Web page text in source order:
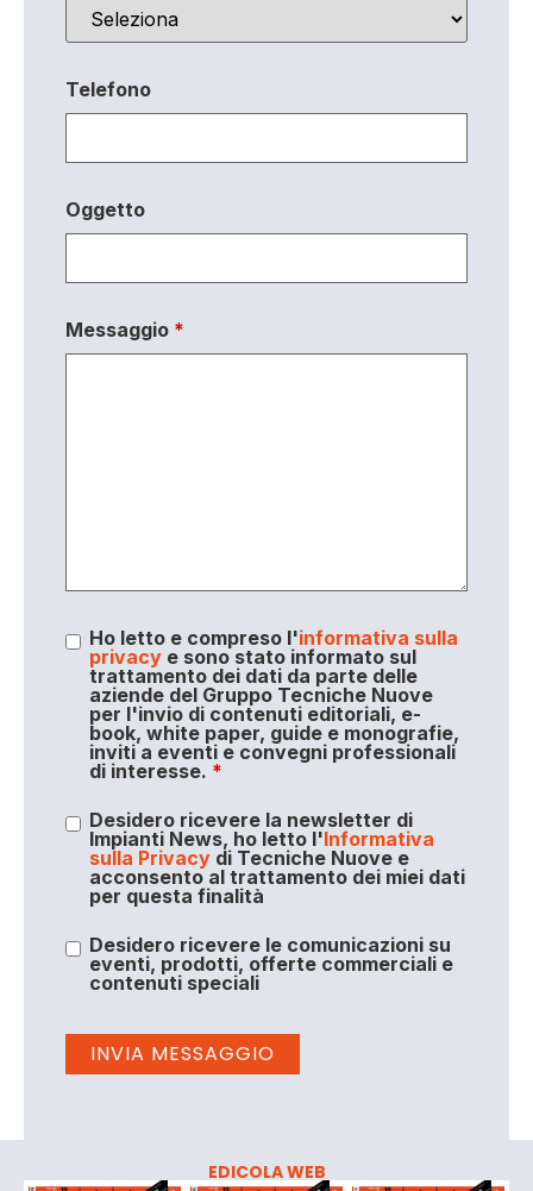
Telefono
Oggetto
Messaggio *
Ho letto e compreso l'informativa sulla
privacye sono stato informato sul
trattamento dei dati da parte delle
aziende del Gruppo Tecniche Nuove
per l'invio di contenuti editoriali, e-
book, white paper, guide e monografie,
inviti a eventi e convegni professionali
di interesse. *
Desidero ricevere la newsletter di
Impianti News, ho letto l'Informativa
sulla Privacydi Tecniche Nuove e
acconsento al trattamento dei miei dati
per questa finalità
Desidero ricevere le comunicazioni su
eventi, prodotti, offerte commerciali e
contenuti speciali
EDICOLA WEB